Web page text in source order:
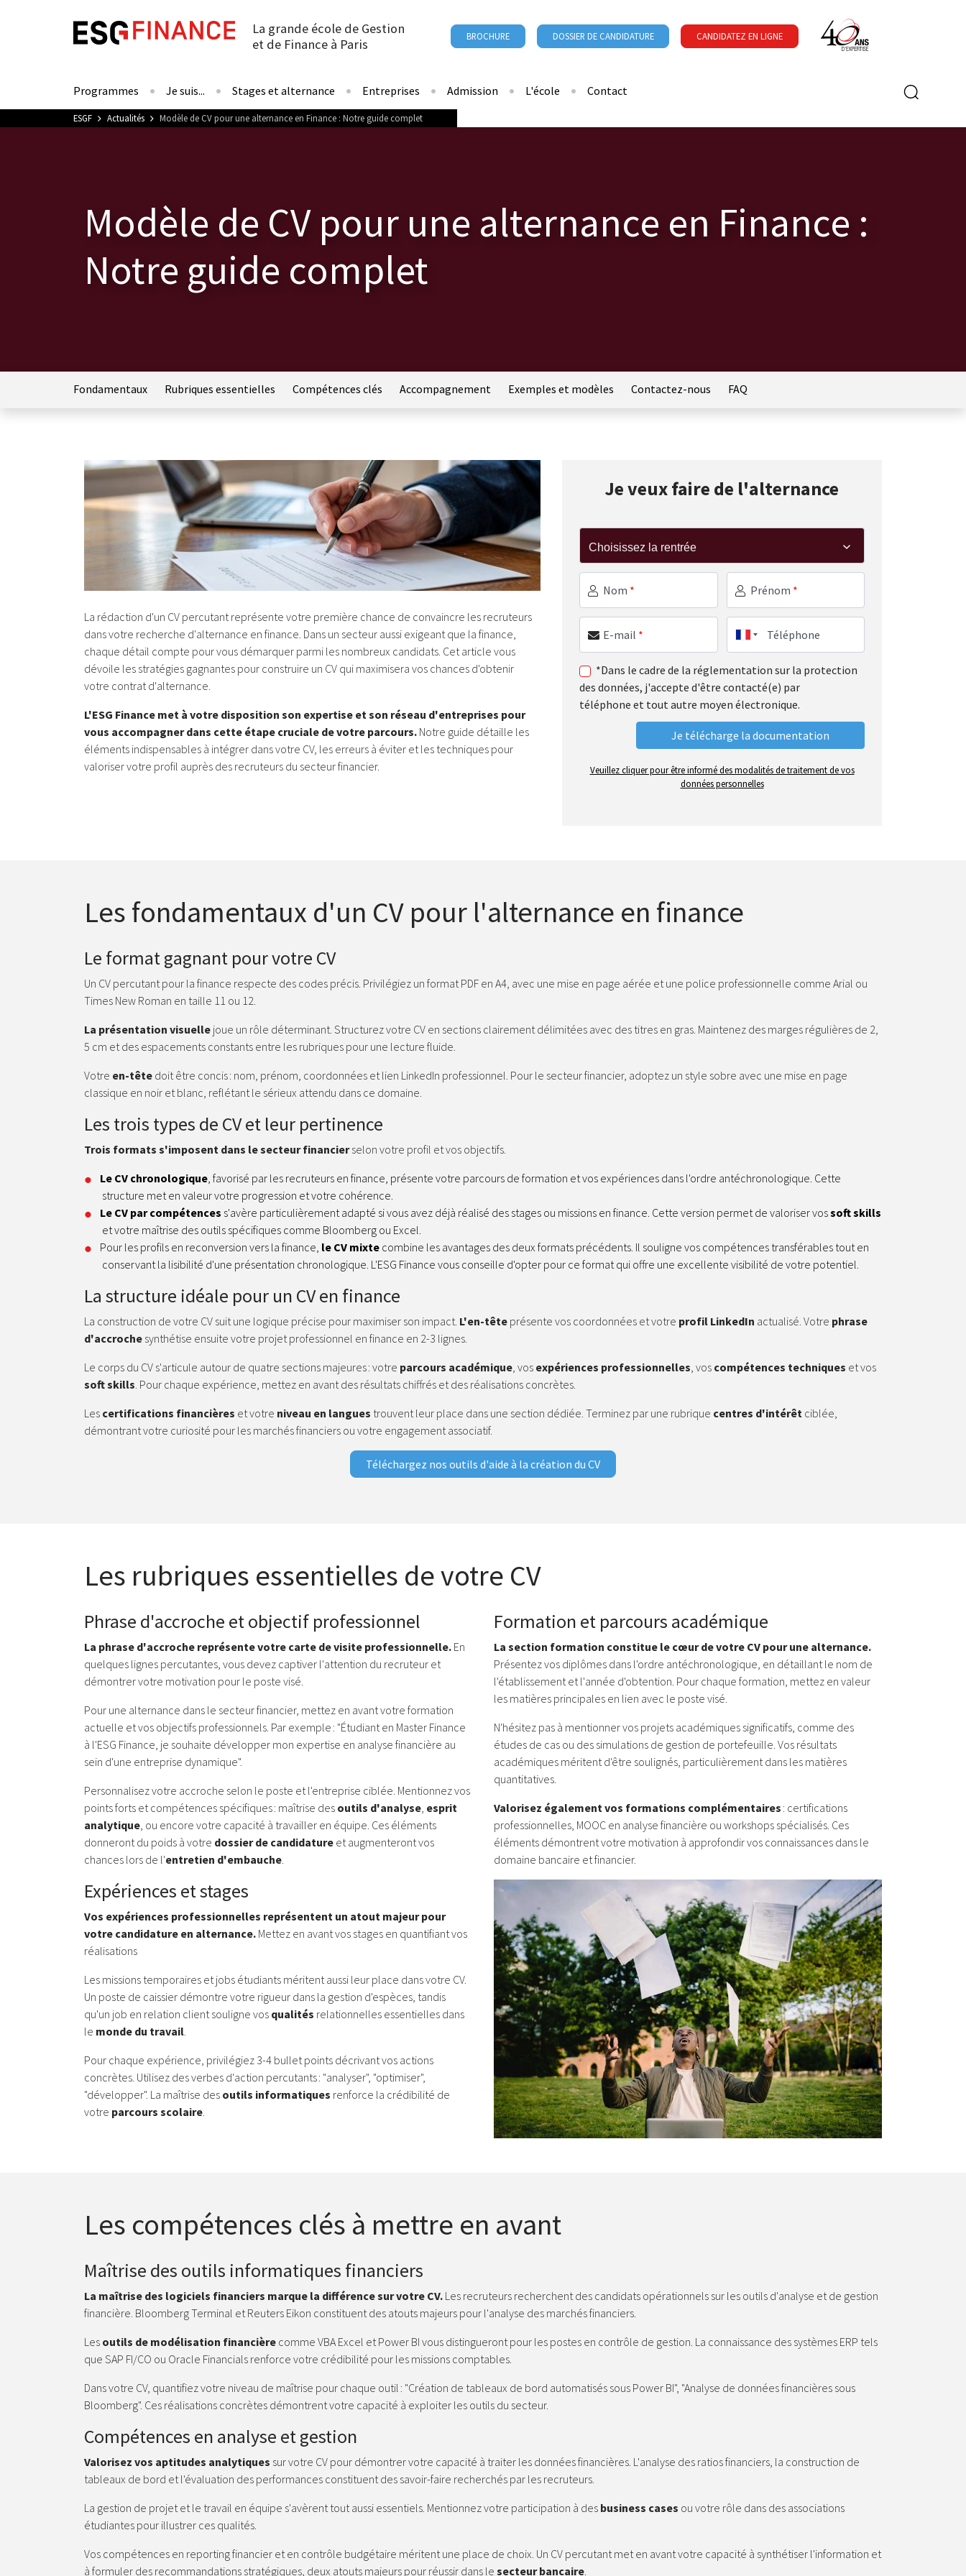
Modèle de CV pour une alternance en Finance :
Notre guide complet
Fondamentaux Rubriques essentielles Compétences clés Accompagnement Exemples et modèles Contactez-nous FAQ
La rédaction d'un CV percutant représente votre première chance de convaincre les recruteurs
dans votre recherche d'alternance en finance. Dans un secteur aussi exigeant que la finance,
chaque détail compte pour vous démarquer parmi les nombreux candidats. Cet article vous
dévoile les stratégies gagnantes pour construire un CV qui maximisera vos chances d'obtenir
votre contrat d'alternance.
L'ESG Finance met à votre disposition son expertise et son réseau d'entreprises pour
vous accompagner dans cette étape cruciale de votre parcours. Notre guide détaille les
éléments indispensables à intégrer dans votre CV, les erreurs à éviter et les techniques pour
valoriser votre profil auprès des recruteurs du secteur financier.
Je veux faire de l'alternance
Nom * Prénom *
E-mail * Téléphone
*Dans le cadre de la réglementation sur la protection
des données, j'accepte d'être contacté(e) par
téléphone et tout autre moyen électronique.
Veuillez cliquer pour être informé des modalités de traitement de vos
données personnelles
Les fondamentaux d'un CV pour l'alternance en finance
Le format gagnant pour votre CV
Un CV percutant pour la finance respecte des codes précis. Privilégiez un format PDF en A4, avec une mise en page aérée et une police professionnelle comme Arial ou
Times New Roman en taille 11 ou 12.
La présentation visuelle joue un rôle déterminant. Structurez votre CV en sections clairement délimitées avec des titres en gras. Maintenez des marges régulières de 2,
5 cm et des espacements constants entre les rubriques pour une lecture fluide.
Votre en-tête doit être concis : nom, prénom, coordonnées et lien LinkedIn professionnel. Pour le secteur financier, adoptez un style sobre avec une mise en page
classique en noir et blanc, reflétant le sérieux attendu dans ce domaine.
Les trois types de CV et leur pertinence
Trois formats s'imposent dans le secteur financierselon votre profil et vos objectifs.
Le CV chronologique, favorisé par les recruteurs en finance, présente votre parcours de formation et vos expériences dans l'ordre antéchronologique. Cette
structure met en valeur votre progression et votre cohérence.
Le CV par compétences s'avère particulièrement adapté si vous avez déjà réalisé des stages ou missions en finance. Cette version permet de valoriser vossoft skills
et votre maîtrise des outils spécifiques comme Bloomberg ou Excel.
Pour les profils en reconversion vers la finance, le CV mixte combine les avantages des deux formats précédents. Il souligne vos compétences transférables tout en
conservant la lisibilité d'une présentation chronologique. L'ESG Finance vous conseille d'opter pour ce format qui offre une excellente visibilité de votre potentiel.
La structure idéale pour un CV en finance
La construction de votre CV suit une logique précise pour maximiser son impact. L'en-tête présente vos coordonnées et votre profil LinkedIn actualisé. Votre phrase
d'accroche synthétise ensuite votre projet professionnel en finance en 2-3 lignes.
Le corps du CV s'articule autour de quatre sections majeures : votre parcours académique, vos expériences professionnelles, vos compétences techniques et vos
soft skills. Pour chaque expérience, mettez en avant des résultats chiffrés et des réalisations concrètes.
Les certifications financières et votre niveau en langues trouvent leur place dans une section dédiée. Terminez par une rubrique centres d'intérêt ciblée,
démontrant votre curiosité pour les marchés financiers ou votre engagement associatif.
Téléchargez nos outils d'aide à la création du CV
Les rubriques essentielles de votre CV
Phrase d'accroche et objectif professionnel
La phrase d'accroche représente votre carte de visite professionnelle. En
quelques lignes percutantes, vous devez captiver l'attention du recruteur et
démontrer votre motivation pour le poste visé.
Pour une alternance dans le secteur financier, mettez en avant votre formation
actuelle et vos objectifs professionnels. Par exemple : "Étudiant en Master Finance
à l'ESG Finance, je souhaite développer mon expertise en analyse financière au
sein d'une entreprise dynamique".
Personnalisez votre accroche selon le poste et l'entreprise ciblée. Mentionnez vos
points forts et compétences spécifiques : maîtrise des outils d'analyse, esprit
analytique, ou encore votre capacité à travailler en équipe. Ces éléments
donneront du poids à votre dossier de candidature et augmenteront vos
chances lors de l'entretien d'embauche.
Formation et parcours académique
La section formation constitue le cœur de votre CV pour une alternance.
Présentez vos diplômes dans l'ordre antéchronologique, en détaillant le nom de
l'établissement et l'année d'obtention. Pour chaque formation, mettez en valeur
les matières principales en lien avec le poste visé.
N'hésitez pas à mentionner vos projets académiques significatifs, comme des
études de cas ou des simulations de gestion de portefeuille. Vos résultats
académiques méritent d'être soulignés, particulièrement dans les matières
quantitatives.
Valorisez également vos formations complémentaires : certifications
professionnelles, MOOC en analyse financière ou workshops spécialisés. Ces
éléments démontrent votre motivation à approfondir vos connaissances dans le
domaine bancaire et financier.
Expériences et stages
Vos expériences professionnelles représentent un atout majeur pour
votre candidature en alternance. Mettez en avant vos stages en quantifiant vos
réalisations
Les missions temporaires et jobs étudiants méritent aussi leur place dans votre CV.
Un poste de caissier démontre votre rigueur dans la gestion d'espèces, tandis
qu'un job en relation client souligne vos qualités relationnelles essentielles dans
le monde du travail.
Pour chaque expérience, privilégiez 3-4 bullet points décrivant vos actions
concrètes. Utilisez des verbes d'action percutants : "analyser", "optimiser",
"développer". La maîtrise des outils informatiques renforce la crédibilité de
votre parcours scolaire.
Les compétences clés à mettre en avant
Maîtrise des outils informatiques financiers
La maîtrise des logiciels financiers marque la différence sur votre CV. Les recruteurs recherchent des candidats opérationnels sur les outils d'analyse et de gestion
financière. Bloomberg Terminal et Reuters Eikon constituent des atouts majeurs pour l'analyse des marchés financiers.
Les outils de modélisation financière comme VBA Excel et Power BI vous distingueront pour les postes en contrôle de gestion. La connaissance des systèmes ERP tels
que SAP FI/CO ou Oracle Financials renforce votre crédibilité pour les missions comptables.
Dans votre CV, quantifiez votre niveau de maîtrise pour chaque outil : "Création de tableaux de bord automatisés sous Power BI", "Analyse de données financières sous
Bloomberg". Ces réalisations concrètes démontrent votre capacité à exploiter les outils du secteur.
Compétences en analyse et gestion
Valorisez vos aptitudes analytiques sur votre CV pour démontrer votre capacité à traiter les données financières. L'analyse des ratios financiers, la construction de
tableaux de bord et l'évaluation des performances constituent des savoir-faire recherchés par les recruteurs.
La gestion de projet et le travail en équipe s'avèrent tout aussi essentiels. Mentionnez votre participation à des business cases ou votre rôle dans des associations
étudiantes pour illustrer ces qualités.
Vos compétences en reporting financier et en contrôle budgétaire méritent une place de choix. Un CV percutant met en avant votre capacité à synthétiser l'information et
à formuler des recommandations stratégiques, deux atouts majeurs pour réussir dans le secteur bancaire.
La grande école de Gestion
et de Finance à Paris
BROCHURE DOSSIER DE CANDIDATURE CANDIDATEZ EN LIGNE
Programmes Je suis... Stages et alternance Entreprises Admission L'école Contact
Formulaire de recherche
Vous êtes ici
ESGF Actualités Modèle de CV pour une alternance en Finance : Notre guide complet